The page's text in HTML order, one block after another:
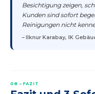
Besichtigung zeigen,
Kunden sind sofort
Reinigungen nicht
– Ilknur Karabay, IK
08 – FAZIT